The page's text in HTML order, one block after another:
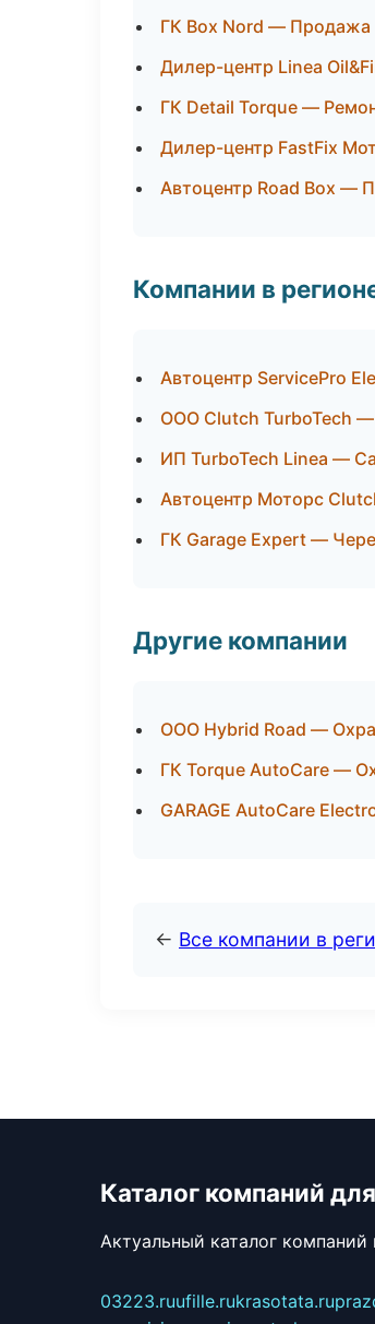
ГК Box Nord — Продажа
Дилер-центр Linea
ГК Detail Torque —
Дилер-центр FastFix
Автоцентр Road Box —
Компании в
Автоцентр ServicePro
ООО Clutch TurboTech
ИП TurboTech Linea —
Автоцентр Моторс
ГК Garage Expert —
Другие компании
ООО Hybrid Road —
ГК Torque AutoCare —
GARAGE AutoCare
← Все компании в
Каталог компаний
Актуальный каталог компаний
03223.ruufille.rukrasotata.ru